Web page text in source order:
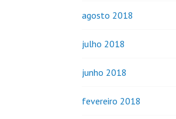
agosto 2018
julho 2018
junho 2018
fevereiro 2018